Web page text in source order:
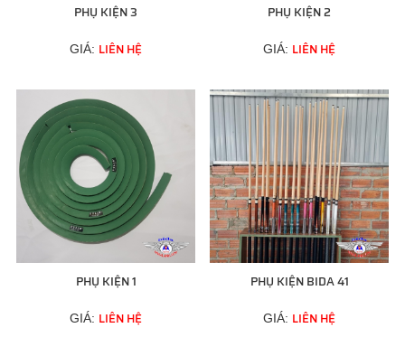
PHỤ KIỆN 3
GIÁ: LIÊN HỆ
PHỤ KIỆN 2
GIÁ: LIÊN HỆ
PHỤ KIỆN 1
GIÁ: LIÊN HỆ
PHỤ KIỆN BIDA 41
GIÁ: LIÊN HỆ